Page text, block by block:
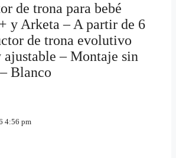
de trona para bebé
y Arketa – A partir de 6
de trona evolutivo
– Montaje sin
Blanco
4:56 pm